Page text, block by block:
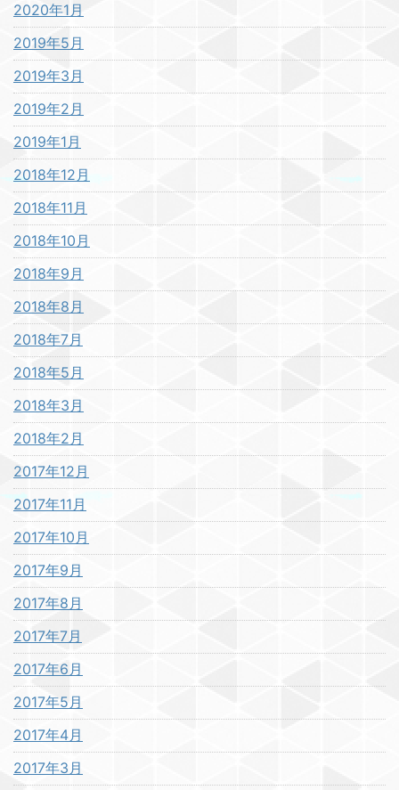
2020年1月
2019年5月
2019年3月
2019年2月
2019年1月
2018年12月
2018年11月
2018年10月
2018年9月
2018年8月
2018年7月
2018年5月
2018年3月
2018年2月
2017年12月
2017年11月
2017年10月
2017年9月
2017年8月
2017年7月
2017年6月
2017年5月
2017年4月
2017年3月